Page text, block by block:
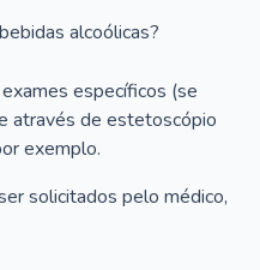
alcoólicas?
específicos (se
através de estetoscópio
exemplo.
solicitados pelo médico,